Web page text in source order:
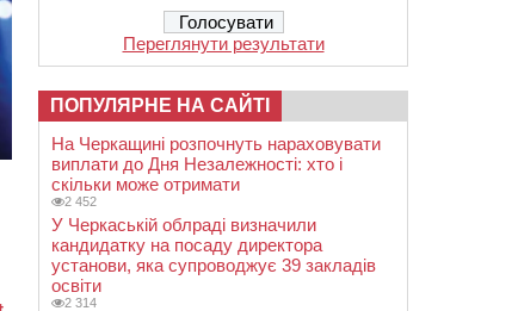
Переглянути результати
ПОПУЛЯРНЕ НА САЙТІ
На Черкащині розпочнуть нараховувати
виплати до Дня Незалежності: хто і
скільки може отримати
2 452
У Черкаській облраді визначили
кандидатку на посаду директора
установи, яка супроводжує 39 закладів
освіти
2 314